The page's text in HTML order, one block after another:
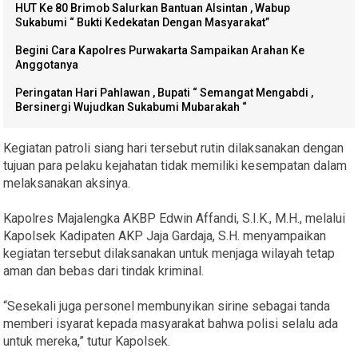
HUT Ke 80 Brimob Salurkan Bantuan Alsintan , Wabup
Sukabumi “ Bukti Kedekatan Dengan Masyarakat”
Begini Cara Kapolres Purwakarta Sampaikan Arahan Ke
Anggotanya
Peringatan Hari Pahlawan , Bupati “ Semangat Mengabdi ,
Bersinergi Wujudkan Sukabumi Mubarakah “
Kegiatan patroli siang hari tersebut rutin dilaksanakan dengan
tujuan para pelaku kejahatan tidak memiliki kesempatan dalam
melaksanakan aksinya.
Kapolres Majalengka AKBP Edwin Affandi, S.I.K., M.H., melalui
Kapolsek Kadipaten AKP Jaja Gardaja, S.H. menyampaikan
kegiatan tersebut dilaksanakan untuk menjaga wilayah tetap
aman dan bebas dari tindak kriminal.
“Sesekali juga personel membunyikan sirine sebagai tanda
memberi isyarat kepada masyarakat bahwa polisi selalu ada
untuk mereka,” tutur Kapolsek.